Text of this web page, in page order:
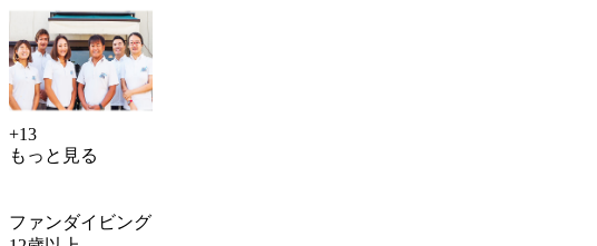
+13
もっと見る
ファンダイビング